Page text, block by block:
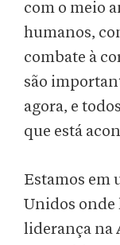
com o meio
humanos,
combate à
são
agora, e
que está
Estamos em
Unidos onde
liderança na